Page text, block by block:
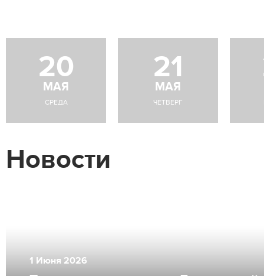
20
МАЯ
СРЕДА
21
МАЯ
ЧЕТВЕРГ
Новости
1 Июня 2026